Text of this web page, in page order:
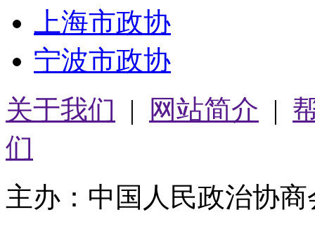
上海市政协
宁波市政协
关于我们 | 网站简介 |
们
主办：中国人民政治协